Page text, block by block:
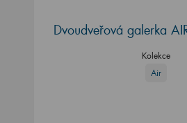
Dvoudveřová galerka
Kolekce
Air